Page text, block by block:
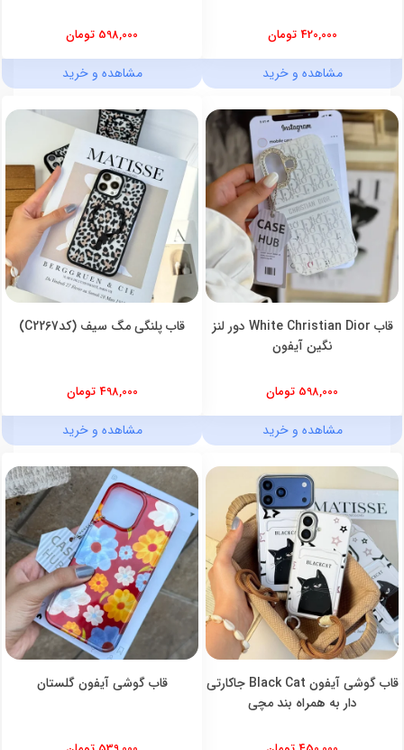
420,000 تومان
مشاهده و خرید
598,000 تومان
مشاهده و خرید
قاب White Christian Dior دور لنز
نگین آیفون
598,000 تومان
مشاهده و خرید
قاب پلنگی مگ سیف (کدC2267)
498,000 تومان
مشاهده و خرید
قاب گوشی آیفون Black Cat جاکارتی
دار به همراه بند مچی
قاب گوشی آیفون گلستان